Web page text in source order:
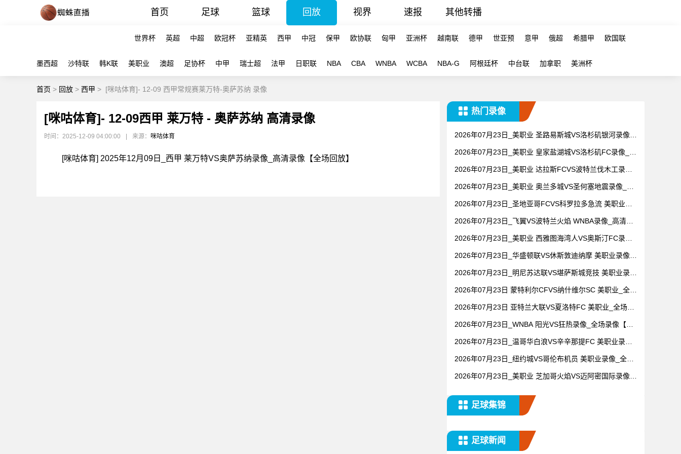
首页 足球 篮球 回放 视界 速报 其他转播
世界杯 英超 中超 欧冠杯 亚精英 西甲 中冠 保甲 欧协联 匈甲 亚洲杯 越南联 德甲 世亚预 意甲 俄超 希腊甲 欧国联
墨西超 沙特联 韩K联 美职业 澳超 足协杯 中甲 瑞士超 法甲 日职联 NBA CBA WNBA WCBA NBA-G 阿根廷杯 中台联 加拿职 美洲杯
首页 > 回放 > 西甲 > [咪咕体育]- 12-09 西甲常规赛莱万特-奥萨苏纳 录像
[咪咕体育]- 12-09西甲 莱万特 - 奥萨苏纳 高清录像
时间：2025-12-09 04:00:00 来源： 咪咕体育
[咪咕体育] 2025年12月09日_西甲 莱万特VS奥萨苏纳录像_高清录像【全场回放】
热门录像
2026年07月23日_美职业 圣路易斯城VS洛杉矶银河录像_
2026年07月23日_美职业 皇家盐湖城VS洛杉矶FC录像_高
2026年07月23日_美职业 达拉斯FCVS波特兰伐木工录像_
2026年07月23日_美职业 奥兰多城VS圣何塞地震录像_全
2026年07月23日_圣地亚哥FCVS科罗拉多急流 美职业录
2026年07月23日_飞翼VS波特兰火焰 WNBA录像_高清录
2026年07月23日_美职业 西雅图海湾人VS奥斯汀FC录像_
2026年07月23日_华盛顿联VS休斯敦迪纳摩 美职业录像_
2026年07月23日_明尼苏达联VS堪萨斯城竞技 美职业录像
2026年07月23日 蒙特利尔CFVS纳什维尔SC 美职业_全场
2026年07月23日 亚特兰大联VS夏洛特FC 美职业_全场录
2026年07月23日_WNBA 阳光VS狂热录像_全场录像【全
2026年07月23日_温哥华白浪VS辛辛那提FC 美职业录像_
2026年07月23日_纽约城VS哥伦布机员 美职业录像_全场
2026年07月23日_美职业 芝加哥火焰VS迈阿密国际录像_
足球集锦
足球新闻